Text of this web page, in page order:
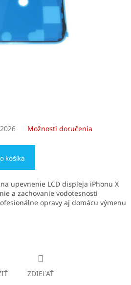
Možnosti doručenia
košíka
upevnenie LCD displeja iPhonu X
a zachovanie vodotesnosti
opravy aj domácu výmenu
ZDIEĽAŤ